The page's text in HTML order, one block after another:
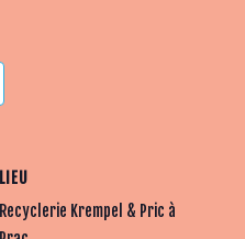
LIEU
Recyclerie Krempel & Pric à